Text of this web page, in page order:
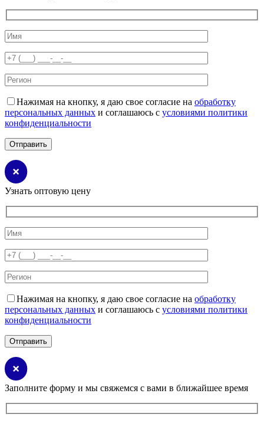
Нажимая на кнопку, я даю свое согласие на обработку
персональных данных и соглашаюсь с условиями политики
конфиденциальности
Узнать оптовую цену
Нажимая на кнопку, я даю свое согласие на обработку
персональных данных и соглашаюсь с условиями политики
конфиденциальности
Заполните форму и мы свяжемся с вами в ближайшее время